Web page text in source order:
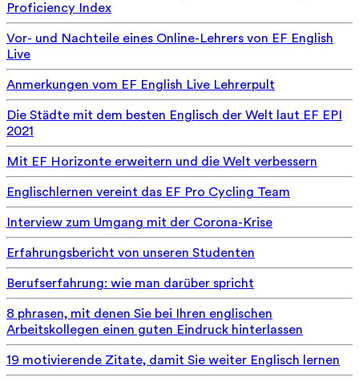
Proficiency Index
Vor- und Nachteile eines Online-Lehrers von EF English
Live
Anmerkungen vom EF English Live Lehrerpult
Die Städte mit dem besten Englisch der Welt laut EF EPI
2021
Mit EF Horizonte erweitern und die Welt verbessern
Englischlernen vereint das EF Pro Cycling Team
Interview zum Umgang mit der Corona-Krise
Erfahrungsbericht von unseren Studenten
Berufserfahrung: wie man darüber spricht
8 phrasen, mit denen Sie bei Ihren englischen
Arbeitskollegen einen guten Eindruck hinterlassen
19 motivierende Zitate, damit Sie weiter Englisch lernen